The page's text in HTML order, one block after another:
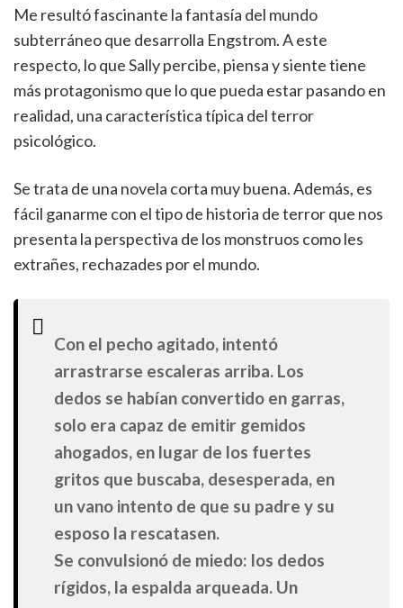
Me resultó fascinante la fantasía del mundo
subterráneo que desarrolla Engstrom. A este
respecto, lo que Sally percibe, piensa y siente tiene
más protagonismo que lo que pueda estar pasando en
realidad, una característica típica del terror
psicológico.
Se trata de una novela corta muy buena. Además, es
fácil ganarme con el tipo de historia de terror que nos
presenta la perspectiva de los monstruos como les
extrañes, rechazades por el mundo.
Con el pecho agitado, intentó
arrastrarse escaleras arriba. Los
dedos se habían convertido en garras,
solo era capaz de emitir gemidos
ahogados, en lugar de los fuertes
gritos que buscaba, desesperada, en
un vano intento de que su padre y su
esposo la rescatasen.
Se convulsionó de miedo: los dedos
rígidos, la espalda arqueada. Un